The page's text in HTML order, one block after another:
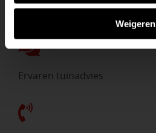
Weigeren
Direct uit voorraad
Ervaren tuinadvies